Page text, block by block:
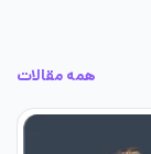
همه مقالات